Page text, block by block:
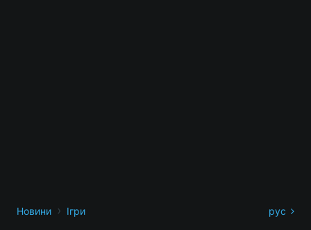
Новини › Ігри рус